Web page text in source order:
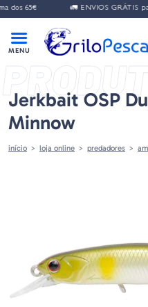
dos 65€ 🚛 ENVIOS GRÁTIS
Jerkbait OSP
Minnow
início loja online predadores